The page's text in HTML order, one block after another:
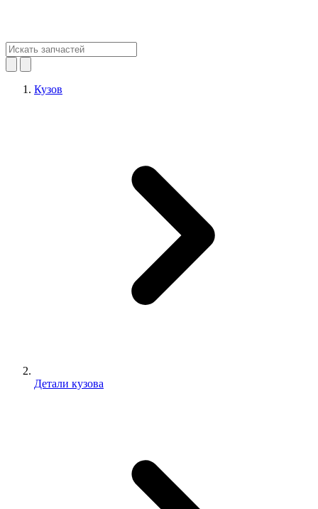
Кузов
Детали кузова